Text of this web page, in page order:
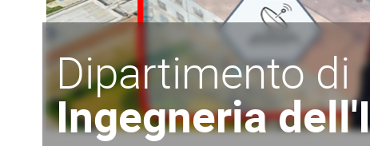
Dipartimento di
Ingegneria